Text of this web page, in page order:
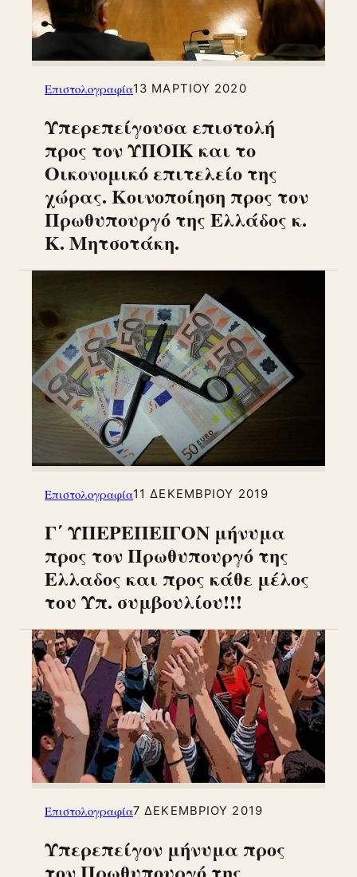
Επιστολογραφία13 ΜΑΡΤΊΟΥ 2020
Υπερεπείγουσα επιστολή
προς τον ΥΠΟΙΚ και το
Οικονομικό επιτελείο της
χώρας. Κοινοποίηση προς τον
Πρωθυπουργό της Ελλάδος κ.
Κ. Μητσοτάκη.
Επιστολογραφία11 ΔΕΚΕΜΒΡΊΟΥ 2019
Γ΄ ΥΠΕΡΕΠΕΙΓΟΝ μήνυμα
προς τον Πρωθυπουργό της
Ελλαδος και προς κάθε μέλος
του Υπ. συμβουλίου!!!
Επιστολογραφία7 ΔΕΚΕΜΒΡΊΟΥ 2019
Υπερεπείγον μήνυμα προς